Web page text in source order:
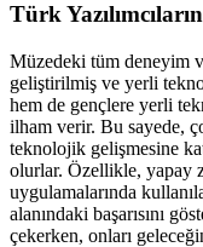
Türk
Müzedeki tüm deneyim
geliştirilmiş ve yerli
hem de gençlere yerli
ilham verir. Bu sayede,
teknolojik gelişmesine
olurlar. Özellikle, yapay
uygulamalarında
alanındaki başarısını
çekerken, onları